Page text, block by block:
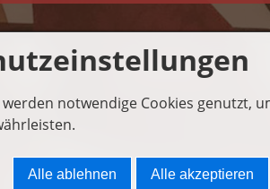
Anfahrt Impressum
Ristorante Pizzeria Da Mario •
notwendige Cookies genutzt,
Alle ablehnen Alle akzeptieren